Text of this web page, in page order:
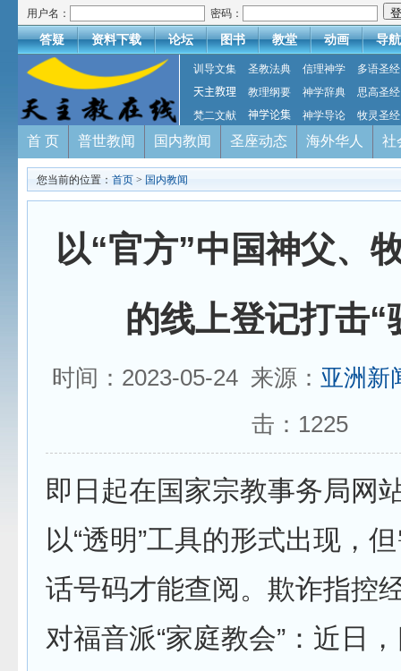
用户名： 密码：
答疑 资料下载 论坛 图书 教堂 动画 导航
训导文集 圣教法典 信理神学
多语圣经
天主教理
教理纲要 神学辞典
思高圣经
梵二文献
神学论集 神学导论 牧灵圣经
首 页 普世教闻 国内教闻 圣座动态 海外华人 社
您当前的位置： 首页 > 国内教闻
以“官方”中国神父、
的线上登记打击“
时间：2023-05-24 来源： 亚洲新
击： 1225
即日起在国家宗教事务局网
以“透明”工具的形式出现，
话号码才能查阅。欺诈指控
对福音派“家庭教会”：近日